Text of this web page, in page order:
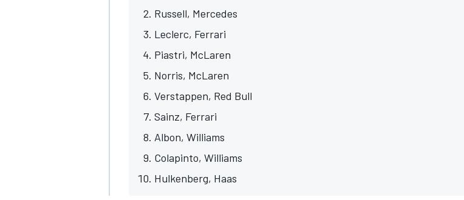
ENDURANCE/GT
Russell, Mercedes
Leclerc, Ferrari
Piastri, McLaren
Norris, McLaren
Verstappen, Red Bull
Sainz, Ferrari
Albon, Williams
Colapinto, Williams
Hulkenberg, Haas